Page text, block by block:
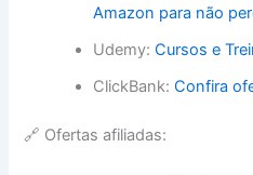
Amazon para não
Udemy:Cursos e
ClickBank:Confira
🔗 Ofertas afiliadas: